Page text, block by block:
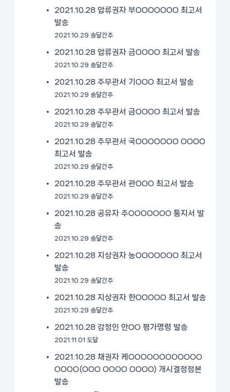
2021.10.28 압류권자 부OOOOOOO 최고서
발송
2021.10.29 송달간주
2021.10.28 압류권자 금OOOO 최고서 발송
2021.10.29 송달간주
2021.10.28 주무관서 기OOO 최고서 발송
2021.10.29 송달간주
2021.10.28 주무관서 금OOOO 최고서 발송
2021.10.29 송달간주
2021.10.28 주무관서 국OOOOOOO OOOO
최고서 발송
2021.10.29 송달간주
2021.10.28 주무관서 관OOO 최고서 발송
2021.10.29 송달간주
2021.10.28 공유자 주OOOOOOO 통지서 발
송
2021.10.29 송달간주
2021.10.28 지상권자 농OOOOOOO 최고서
발송
2021.10.29 송달간주
2021.10.28 지상권자 한OOOOO 최고서 발송
2021.10.29 송달간주
2021.10.28 감정인 안OO 평가명령 발송
2021.11.01 도달
2021.10.28 채권자 케OOOOOOOOOOOO
OOOO(OOO OOOO OOOO) 개시결정정본
발송